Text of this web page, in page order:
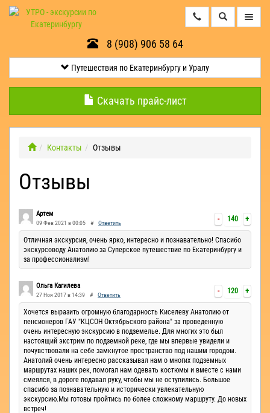
8 (908) 906 58 64
по
и
Минералогические
экскурсии
Контакты
Квесты
Эксклюзив
Оленьи
Путешествия по Екатеринбургу и Уралу
Скачать прайс-лист
Контакты Отзывы
Отзывы
- 140 +
Артем
09 Фев 2021 в 00:05 # Ответить
Отличная экскурсия, очень ярко, интересно и познавательно! Спасибо
экскурсоводу Анатолию за Суперское путешествие по Екатеринбургу и
за профессионализм!
- 120 +
Ольга Кагилева
27 Ноя 2017 в 14:39 # Ответить
Хочется выразить огромную благодарность Киселеву Анатолию от
пенсионеров ГАУ "КЦСОН Октябрьского района" за проведенную
очень интересную экскурсию в подземелье. Для многих это был
настоящий экстрим по подземной реке, где мы впервые увидели и
почувствовали на себе замкнутое пространство под нашим городом.
Анатолий очень интересно рассказывал нам о многих подземных
маршрутах наших рек, помогал нам одевать костюмы и вместе с нами
смеялся, в дороге подавал руку, чтобы мы не оступились. Большое
спасибо за познавательную и исторически увлекательную
экскурсию.Мы готовы пройтись по более сложному маршруту. До новых
встреч!